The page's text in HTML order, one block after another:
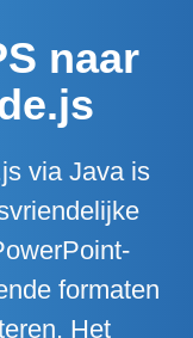
naar
via Java is
formaten
Het